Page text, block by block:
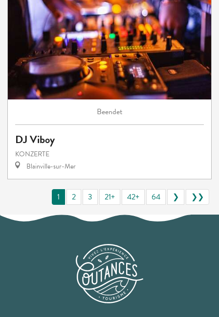
Beendet
DJ Viboy
KONZERTE
Blainville-sur-Mer
1 2 3 21+ 42+ 64 ❯ ❯❯